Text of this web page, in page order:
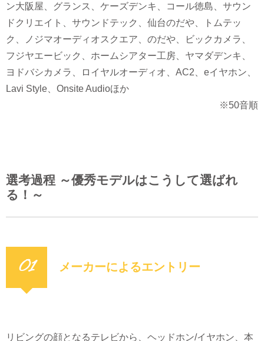
ン大阪屋、グランス、ケーズデンキ、コール徳島、サウン
ドクリエイト、サウンドテック、仙台のだや、トムテッ
ク、ノジマオーディオスクエア、のだや、ビックカメラ、
フジヤエービック、ホームシアター工房、ヤマダデンキ、
ヨドバシカメラ、ロイヤルオーディオ、AC2、eイヤホン、
Lavi Style、Onsite Audioほか
※50音順
選考過程 ～優秀モデルはこうして選ばれ
る！～
01 メーカーによるエントリー
リビングの顔となるテレビから、ヘッドホン/イヤホン、本